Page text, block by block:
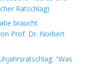
Ratschlag)
braucht
Prof. Dr. Norbert
"Was